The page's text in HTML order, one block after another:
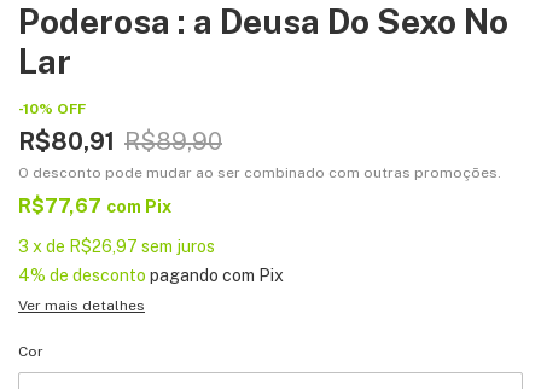
Poderosa : a Deusa Do Sexo No
Lar
-10% OFF
R$80,91 R$89,90
O desconto pode mudar ao ser combinado com outras promoções.
R$77,67 com Pix
3 xde R$26,97 sem juros
4% de desconto pagando com Pix
Ver mais detalhes
Cor